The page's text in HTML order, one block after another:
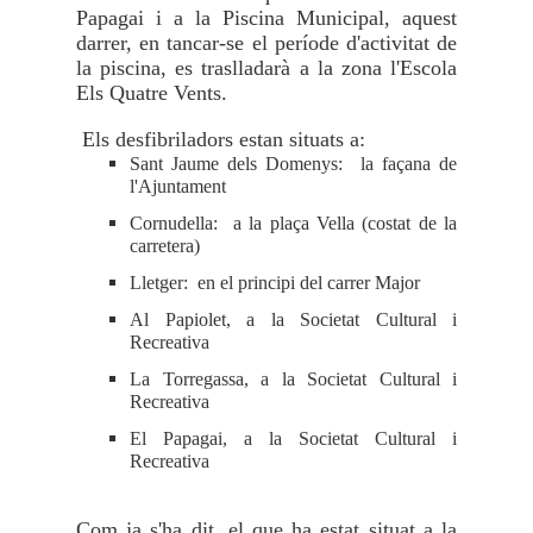
Papagai i a la Piscina Municipal, aquest
darrer, en tancar-se el període d'activitat de
la piscina, es traslladarà a la zona l'Escola
Els Quatre Vents.
Els desfibriladors estan situats a:
Sant Jaume dels Domenys: la façana de
l'Ajuntament
Cornudella: a la plaça Vella (costat de la
carretera)
Lletger: en el principi del carrer Major
Al Papiolet, a la Societat Cultural i
Recreativa
La Torregassa, a la Societat Cultural i
Recreativa
El Papagai, a la Societat Cultural i
Recreativa